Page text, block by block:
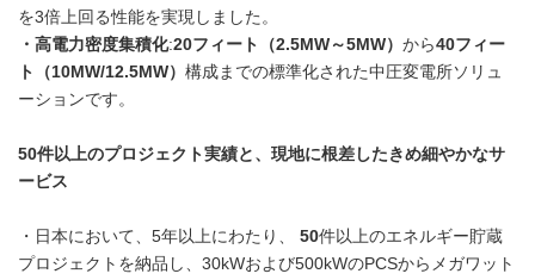
を3倍上回る性能を実現しました。
・高電力密度集積化:20フィート（2.5MW ～5MW） から40フィー
ト（10MW/12.5MW） 構成までの標準化された中圧変電所ソリュ
ーションです。
50件以上のプロジェクト実績と、現地に根差したきめ細やかなサ
ービス
・日本において、5年以上にわたり、 50件以上のエネルギー貯蔵
プロジェクトを納品し、30kWおよび500kWのPCSからメガワット